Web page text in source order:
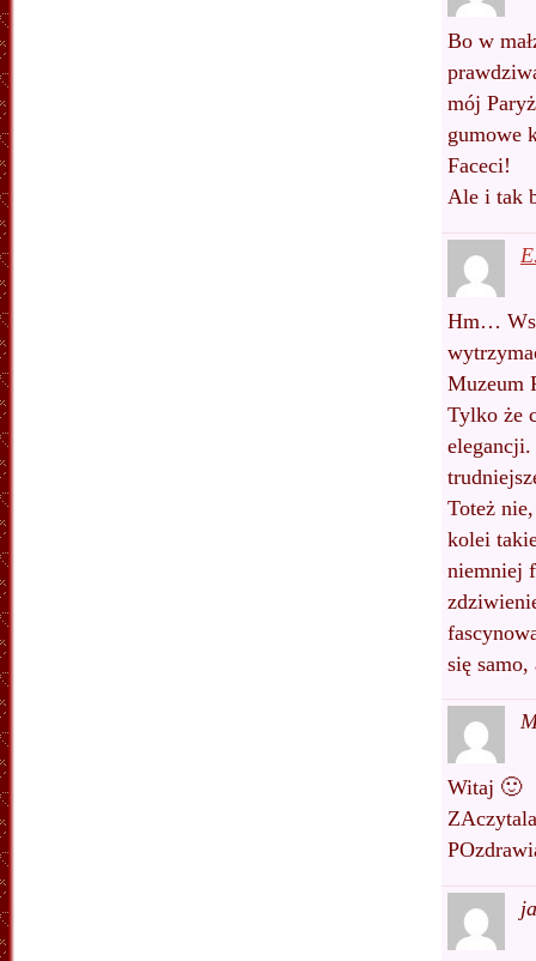
Bo w
mój
gumowe
Faceci!
Ale i tak
Hm…
Muzeum
Tylko że
Toteż
kolei
niemniej
się
Witaj 🙂